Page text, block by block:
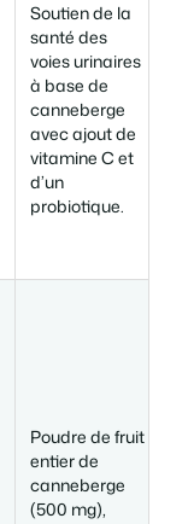
Soutien de la
santé des
voies urinaires
à base de
canneberge
avec ajout de
vitamine C et
d’un
probiotique.
Poudre de fruit
entier de
canneberge
(500 mg),